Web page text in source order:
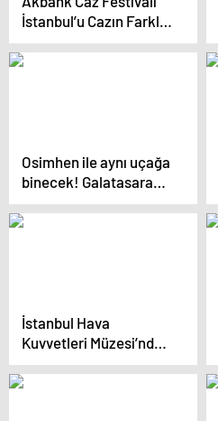
İstanbul’u Cazın Farklı
Renkleriyle
Buluşturacak
Osimhen ile aynı uçağa
binecek! Galatasaray’a
İtalya’dan bir yıldız
daha
İstanbul Hava
Kuvvetleri Müzesi’nde
Zafer Bayramı
etkinlikleri